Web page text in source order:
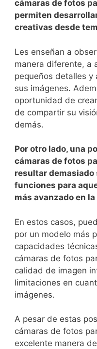
cámaras de fotos
‌permiten
creativas desde
Les ⁢enseñan ⁢a‌
manera diferente, a
pequeños detalles⁤ y
sus imágenes.
oportunidad de‍
de compartir su
demás.
Por otro lado, una
cámaras de fotos
resultar
funciones para
más avanzado en
En‍ estos casos,
por un modelo más
capacidades​
cámaras de fotos
calidad de imagen
limitaciones en
imágenes.
A pesar de estas⁢
⁣cámaras de fotos
‍excelente​ manera